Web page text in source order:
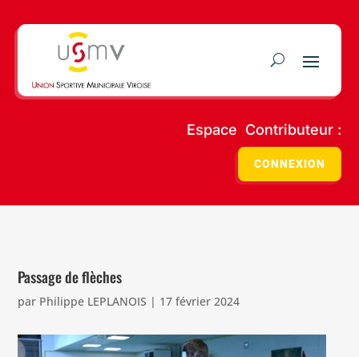
Espace Contributeur :
CONNEXION
Passage de flèches
par Philippe LEPLANOIS | 17 février 2024